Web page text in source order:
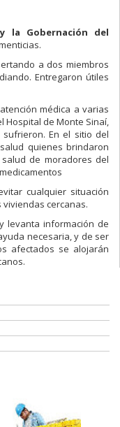
la Gobernación del
a dos miembros
Entregaron útiles
médica a varias
Hospital de Monte Sinaí,
En el sitio del
quienes brindaron
de moradores del
cualquier situación
cercanas.
levanta información de
necesaria, y de ser
afectados se alojarán